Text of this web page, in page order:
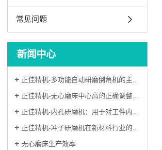
常见问题
新闻中心
正佳精机-多功能自动研磨倒角机的主要功能，品牌分析
正佳精机-无心磨床中心高的正确调整方法
正佳精机-内孔研磨机：用于对工件内孔进行精密加工的机械设备
正佳精机-冲子研磨机在新材料行业的应用
无心磨床生产效率